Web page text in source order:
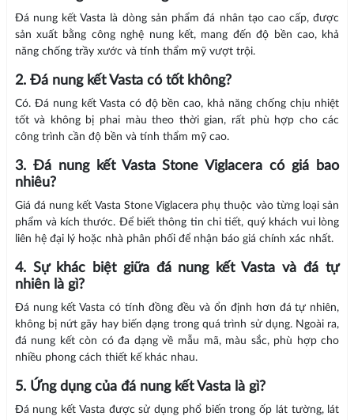
Đá nung kết Vasta là dòng sản phẩm đá nhân tạo cao cấp, được
sản xuất bằng công nghệ nung kết, mang đến độ bền cao, khả
năng chống trầy xước và tính thẩm mỹ vượt trội.
2. Đá nung kết Vasta có tốt không?
Có. Đá nung kết Vasta có độ bền cao, khả năng chống chịu nhiệt
tốt và không bị phai màu theo thời gian, rất phù hợp cho các
công trình cần độ bền và tính thẩm mỹ cao.
3. Đá nung kết Vasta Stone Viglacera có giá bao
nhiêu?
Giá đá nung kết Vasta Stone Viglacera phụ thuộc vào từng loại sản
phẩm và kích thước. Để biết thông tin chi tiết, quý khách vui lòng
liên hệ đại lý hoặc nhà phân phối để nhận báo giá chính xác nhất.
4. Sự khác biệt giữa đá nung kết Vasta và đá tự
nhiên là gì?
Đá nung kết Vasta có tính đồng đều và ổn định hơn đá tự nhiên,
không bị nứt gãy hay biến dạng trong quá trình sử dụng. Ngoài ra,
đá nung kết còn có đa dạng về mẫu mã, màu sắc, phù hợp cho
nhiều phong cách thiết kế khác nhau.
5. Ứng dụng của đá nung kết Vasta là gì?
Đá nung kết Vasta được sử dụng phổ biến trong ốp lát tường, lát